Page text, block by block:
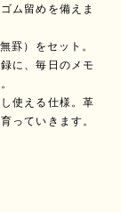
ム留めを備えま
罫）をセット。
に、毎日のメモ
使える仕様。革
っていきます。